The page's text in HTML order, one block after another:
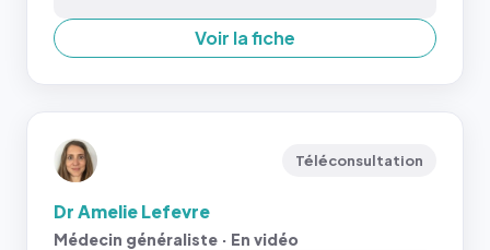
Voir la fiche
Téléconsultation
Dr Amelie Lefevre
Médecin généraliste · En vidéo